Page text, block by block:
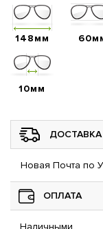
148мм
10мм
ДОСТАВКА
Новая Почта по
ОПЛАТА